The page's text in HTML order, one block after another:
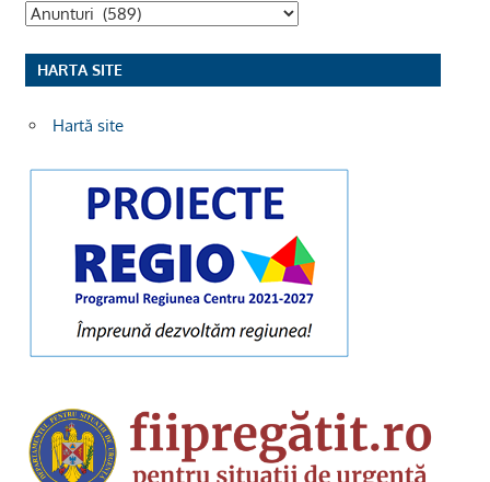
Categorii
HARTA SITE
Hartă site